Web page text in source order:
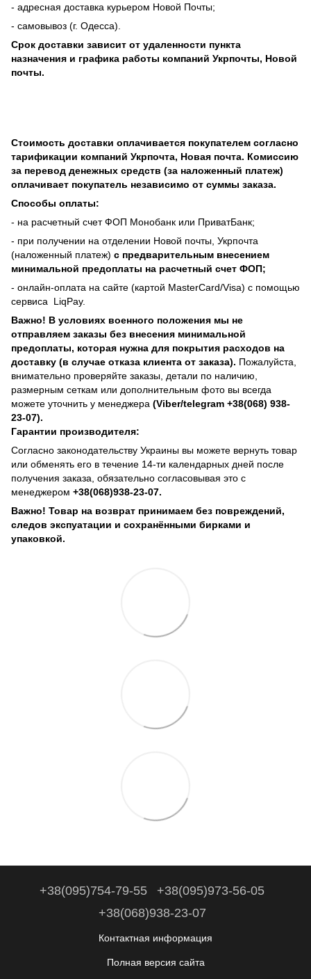
- адресная доставка курьером Новой Почты;
- самовывоз (г. Одесса).
Срок доставки зависит от удаленности пункта
назначения и графика работы компаний Укрпочты, Новой
почты.
Стоимость доставки оплачивается покупателем согласно
тарификации компаний Укрпочта, Новая почта. Комиссию
за перевод денежных средств (за наложенный платеж)
оплачивает покупатель независимо от суммы заказа.
Способы оплаты:
- на расчетный счет ФОП Монобанк или ПриватБанк;
- при получении на отделении Новой почты, Укрпочта
(наложенный платеж) с предварительным внесением
минимальной предоплаты на расчетный счет ФОП;
- онлайн-оплата на сайте (картой MasterCard/Visa) с помощью
сервиса LiqPay.
Важно! В условиях военного положения мы не
отправляем заказы без внесения минимальной
предоплаты, которая нужна для покрытия расходов на
доставку (в случае отказа клиента от заказа). Пожалуйста,
внимательно проверяйте заказы, детали по наличию,
размерным сеткам или дополнительным фото вы всегда
можете уточнить у менеджера (Viber/telegram +38(068) 938-
23-07).
Гарантии производителя:
Согласно законодательству Украины вы можете вернуть товар
или обменять его в течение 14-ти календарных дней после
получения заказа, обязательно согласовывая это с
менеджером +38(068)938-23-07.
Важно! Товар на возврат принимаем без повреждений,
следов экспуатации и сохранёнными бирками и
упаковкой.
+38(095)754-79-55
+38(095)973-56-05
+38(068)938-23-07
Контактная информация
Полная версия сайта